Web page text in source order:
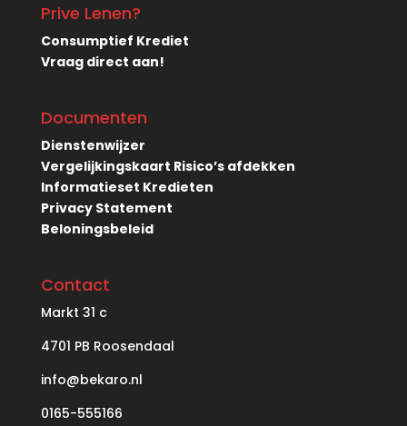
Prive Lenen?
Consumptief Krediet
Vraag direct aan!
Documenten
Dienstenwijzer
Vergelijkingskaart Risico’s afdekken
Informatieset Kredieten
Privacy Statement
Beloningsbeleid
Contact
Markt 31 c
4701 PB Roosendaal
info@bekaro.nl
0165-555166